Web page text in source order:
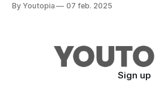
By Youtopia 07 feb. 2025
Sign up